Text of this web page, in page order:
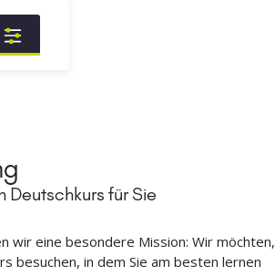
Deutschkurs für Sie
wir eine besondere Mission: Wir möchten,
besuchen, in dem Sie am besten lernen